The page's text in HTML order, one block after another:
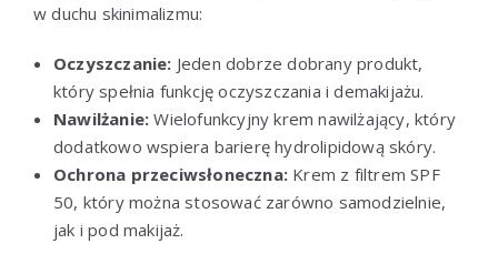
w duchu skinimalizmu:
Oczyszczanie: Jeden dobrze dobrany produkt,
który spełnia funkcję oczyszczania i demakijażu.
Nawilżanie: Wielofunkcyjny krem nawilżający, który
dodatkowo wspiera barierę hydrolipidową skóry.
Ochrona przeciwsłoneczna: Krem z filtrem SPF
50, który można stosować zarówno samodzielnie,
jak i pod makijaż.